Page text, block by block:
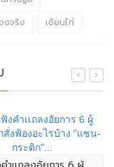
งจริง เซียนไก่